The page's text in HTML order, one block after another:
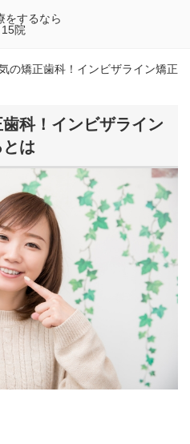
をするなら
院
の矯正歯科！インビザライン矯正
科！インビザライン
は